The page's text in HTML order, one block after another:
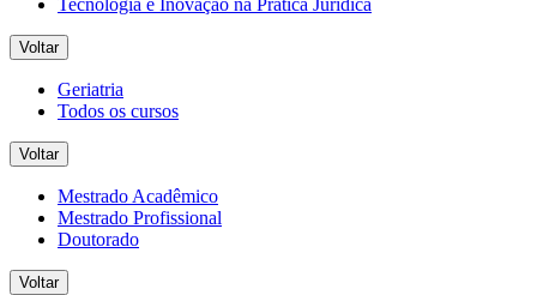
Tecnologia e Inovação na Prática Jurídica
Voltar
Geriatria
Todos os cursos
Voltar
Mestrado Acadêmico
Mestrado Profissional
Doutorado
Voltar